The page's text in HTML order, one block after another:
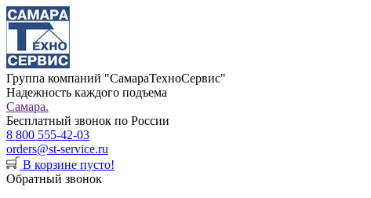
Группа компаний "СамараТехноСервис"
Надежность каждого подъема
Самара.
Бесплатный звонок по России
8 800 555-42-03
orders@st-service.ru
В корзине пусто!
Обратный звонок